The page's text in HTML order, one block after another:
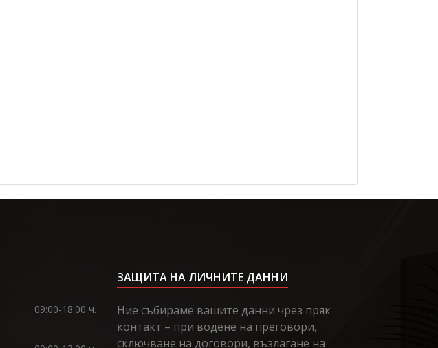
09:00-18:00 ч.
ЗАЩИТА НА ЛИЧНИТЕ ДАННИ
Ние събираме вашите данни чрез пряк
контакт – при водене на преговори,
сключване на договори, възлагане на